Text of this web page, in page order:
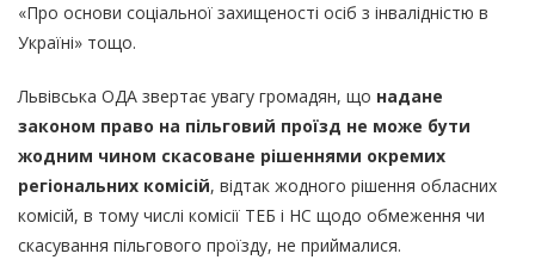
«Про основи соціальної захищеності осіб з інвалідністю в
Україні» тощо.
Львівська ОДА звертає увагу громадян, що надане
законом право на пільговий проїзд не може бути
жодним чином скасоване рішеннями окремих
регіональних комісій, відтак жодного рішення обласних
комісій, в тому числі комісії ТЕБ і НС щодо обмеження чи
скасування пільгового проїзду, не приймалися.